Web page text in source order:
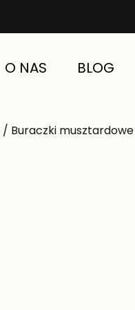
O NAS BLOG
/ Buraczki musztardowe